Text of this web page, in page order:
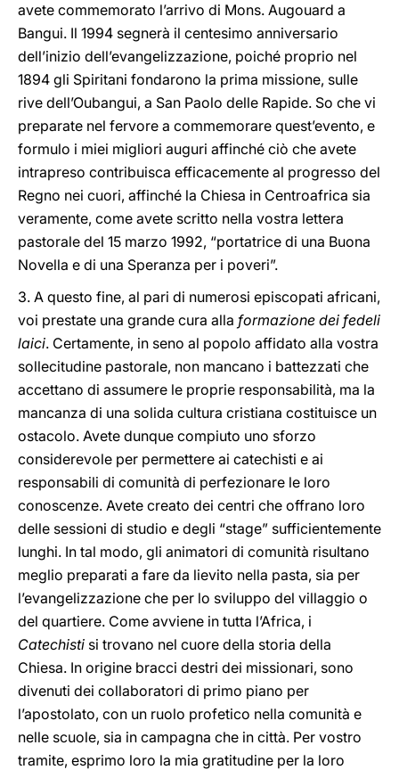
avete commemorato l’arrivo di Mons. Augouard a
Bangui. Il 1994 segnerà il centesimo anniversario
dell’inizio dell’evangelizzazione, poiché proprio nel
1894 gli Spiritani fondarono la prima missione, sulle
rive dell’Oubangui, a San Paolo delle Rapide. So che vi
preparate nel fervore a commemorare quest’evento, e
formulo i miei migliori auguri affinché ciò che avete
intrapreso contribuisca efficacemente al progresso del
Regno nei cuori, affinché la Chiesa in Centroafrica sia
veramente, come avete scritto nella vostra lettera
pastorale del 15 marzo 1992, “portatrice di una Buona
Novella e di una Speranza per i poveri”.
3. A questo fine, al pari di numerosi episcopati africani,
voi prestate una grande cura alla formazione dei fedeli
laici. Certamente, in seno al popolo affidato alla vostra
sollecitudine pastorale, non mancano i battezzati che
accettano di assumere le proprie responsabilità, ma la
mancanza di una solida cultura cristiana costituisce un
ostacolo. Avete dunque compiuto uno sforzo
considerevole per permettere ai catechisti e ai
responsabili di comunità di perfezionare le loro
conoscenze. Avete creato dei centri che offrano loro
delle sessioni di studio e degli “stage” sufficientemente
lunghi. In tal modo, gli animatori di comunità risultano
meglio preparati a fare da lievito nella pasta, sia per
l’evangelizzazione che per lo sviluppo del villaggio o
del quartiere. Come avviene in tutta l’Africa, i
Catechisti si trovano nel cuore della storia della
Chiesa. In origine bracci destri dei missionari, sono
divenuti dei collaboratori di primo piano per
l’apostolato, con un ruolo profetico nella comunità e
nelle scuole, sia in campagna che in città. Per vostro
tramite, esprimo loro la mia gratitudine per la loro